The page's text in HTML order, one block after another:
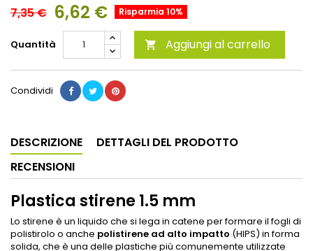
7,35 € 6,62 € Risparmia 10%
Quantità  Aggiungi al carrello
Condividi
DESCRIZIONE
DETTAGLI DEL PRODOTTO
RECENSIONI
Plastica stirene 1.5 mm
Lo stirene è un liquido che si lega in catene per formare il fogli di
polistirolo o anche polistirene ad alto impatto (HIPS) in forma
solida, che è una delle plastiche più comunemente utilizzate